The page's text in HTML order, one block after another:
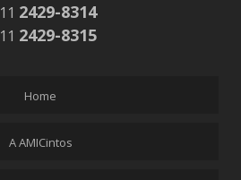
11 2429-8314
11 2429-8315
Home
A AMICintos